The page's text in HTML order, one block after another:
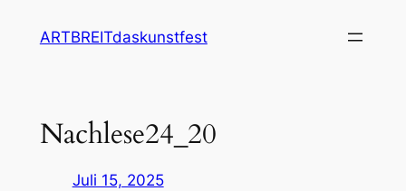
InhaltARTBREITdaskunstfest
Nachlese24_20
Juli 15, 2025